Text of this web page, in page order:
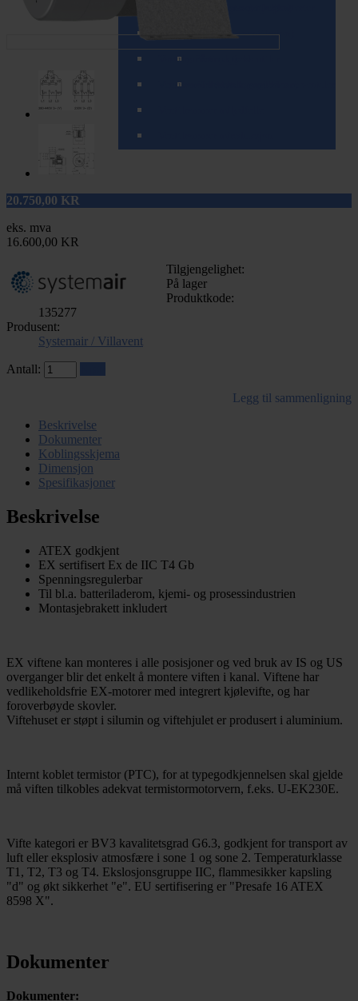
T-rør og Påstikk
Veggkanaler (teleskopisk/zoom)
Ventiler (mekanisk ventilasjon)
Ventilrammer
Ventilrammer m/alukanal
20.750,00 KR
eks. mva
16.600,00 KR
Tilgjengelighet:
På lager
Produktkode:
135277
Produsent:
Systemair / Villavent
Antall:
Legg til sammenligning
Beskrivelse
Dokumenter
Koblingsskjema
Dimensjon
Spesifikasjoner
Beskrivelse
ATEX godkjent
EX sertifisert Ex de IIC T4 Gb
Spenningsregulerbar
Til bl.a. batteriladerom, kjemi- og prosessindustrien
Montasjebrakett inkludert
EX viftene kan monteres i alle posisjoner og ved bruk av IS og US
overganger blir det enkelt å montere viften i kanal. Viftene har
vedlikeholdsfrie EX-motorer med integrert kjølevifte, og har
foroverbøyde skovler.
Viftehuset er støpt i silumin og viftehjulet er produsert i aluminium.
Internt koblet termistor (PTC), for at typegodkjennelsen skal gjelde
må viften tilkobles adekvat termistormotorvern, f.eks. U-EK230E.
Vifte kategori er BV3 kavalitetsgrad G6.3, godkjent for transport av
luft eller eksplosiv atmosfære i sone 1 og sone 2. Temperaturklasse
T1, T2, T3 og T4. Ekslosjonsgruppe IIC, flammesikker kapsling
"d" og økt sikkerhet "e". EU sertifisering er "Presafe 16 ATEX
8598 X".
Dokumenter
Dokumenter: